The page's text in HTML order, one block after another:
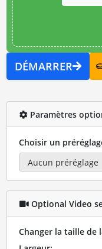
DÉMARRER
Paramètres
Choisir un
Optional Video
Changer la taille de